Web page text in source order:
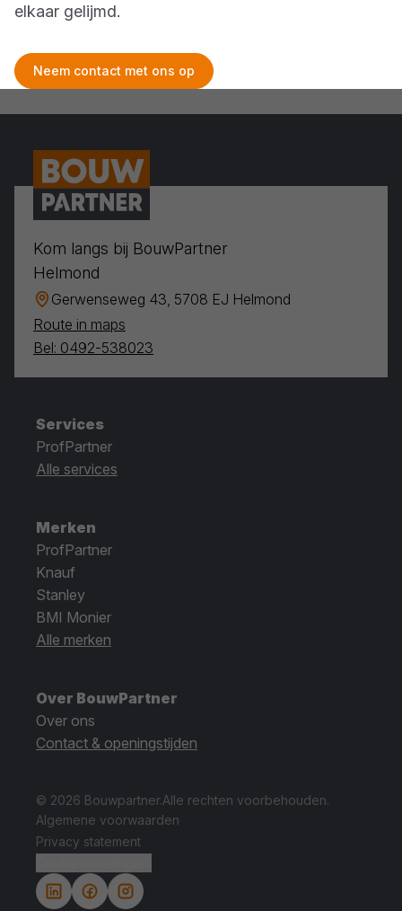
elkaar gelijmd.
Neem contact met ons op
Kom langs bij BouwPartner
Helmond
Gerwenseweg 43, 5708 EJ Helmond
Route in maps
Bel: 0492-538023
Services
ProfPartner
Alle services
Merken
ProfPartner
Knauf
Stanley
BMI Monier
Alle merken
Over BouwPartner
Over ons
Contact & openingstijden
© 2026 Bouwpartner.Alle rechten voorbehouden.
Algemene voorwaarden
Privacy statement